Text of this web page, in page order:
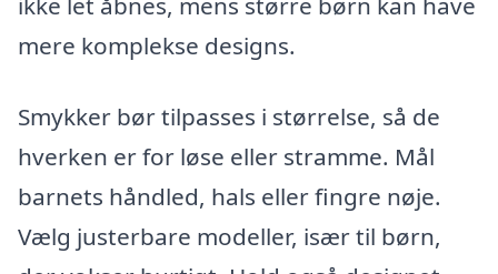
mere komplekse designs.
Smykker bør tilpasses i størrelse, så de
hverken er for løse eller stramme. Mål
barnets håndled, hals eller fingre nøje.
Vælg justerbare modeller, især til børn,